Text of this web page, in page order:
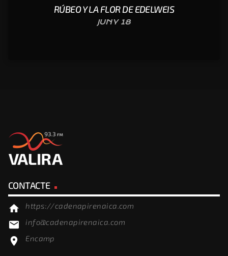
RÚBEO Y LA FLOR DE EDELWEIS
JUNY 18
CONTACTE
home https://cadenapirenaica.com
email info@cadenapirenaica.com
location_on Encamp